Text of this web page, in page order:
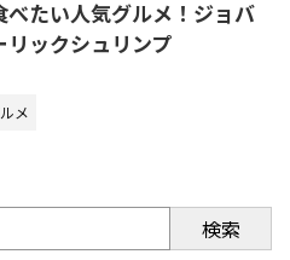
べたい人気グルメ！ジョバ
リックシュリンプ
メ
検索